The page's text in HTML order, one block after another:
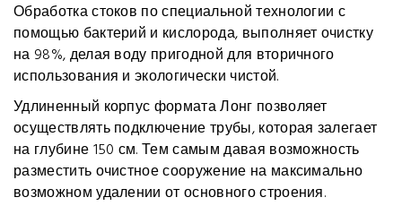
Обработка стоков по специальной технологии с
помощью бактерий и кислорода, выполняет очистку
на 98%, делая воду пригодной для вторичного
использования и экологически чистой.
Удлиненный корпус формата Лонг позволяет
осуществлять подключение трубы, которая залегает
на глубине 150 см. Тем самым давая возможность
разместить очистное сооружение на максимально
возможном удалении от основного строения.